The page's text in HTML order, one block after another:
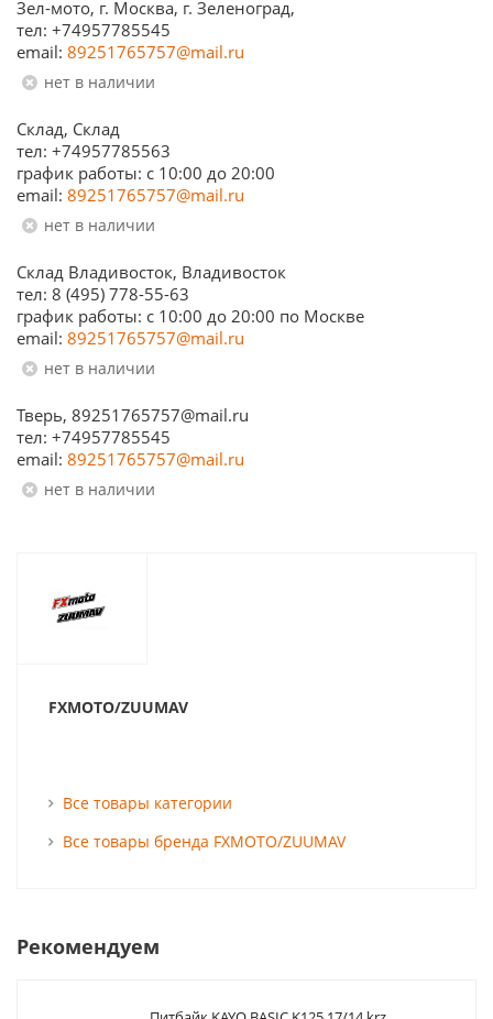
Зел-мото, г. Москва, г. Зеленоград,
тел: +74957785545
email: 89251765757@mail.ru
Нет в наличии
Склад, Склад
тел: +74957785563
график работы: c 10:00 до 20:00
email: 89251765757@mail.ru
Нет в наличии
Склад Владивосток, Владивосток
тел: 8 (495) 778-55-63
график работы: с 10:00 до 20:00 по Москве
email: 89251765757@mail.ru
Нет в наличии
Тверь, 89251765757@mail.ru
тел: +74957785545
email: 89251765757@mail.ru
Нет в наличии
FXMOTO/ZUUMAV
Все товары категории
Все товары бренда FXMOTO/ZUUMAV
Рекомендуем